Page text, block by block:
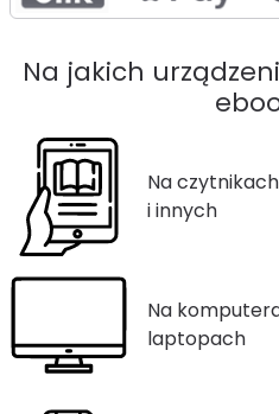
Na jakich
Na
i innych
Na
laptopach